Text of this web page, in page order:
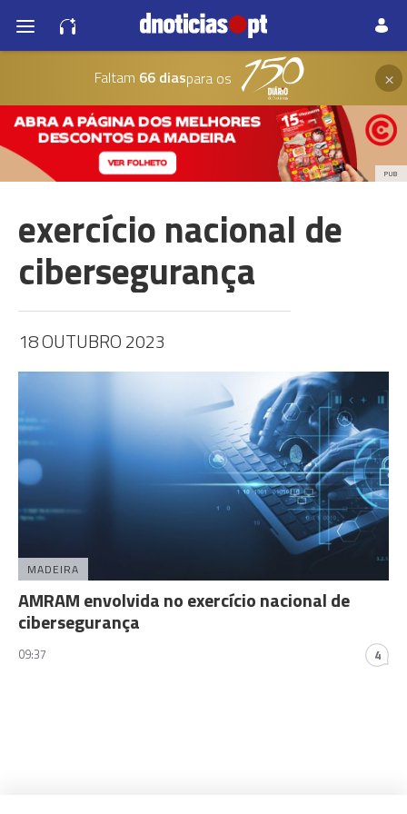
Faltam 66 diaspara os ×
PUB
exercício nacional de
cibersegurança
18 OUTUBRO 2023
MADEIRA
AMRAM envolvida no exercício nacional de
cibersegurança
09:37 4